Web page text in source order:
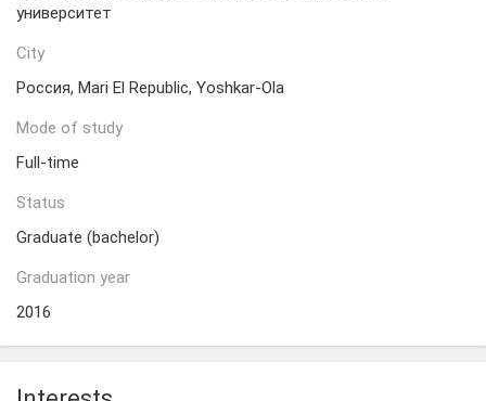
университет
City
Россия, Mari El Republic, Yoshkar-Ola
Mode of study
Full-time
Status
Graduate (bachelor)
Graduation year
2016